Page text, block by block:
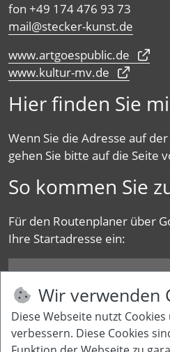
Momente
Uferzonen
TUHH 2019
Kunst Offen 2018
Kunst Offen 2017
fon +49 174 476 93 73
ed.tsnuk-rekcets@liam
www.artgoespublic.de
www.kultur-mv.de
Hier finden Sie
Wenn Sie die Adresse auf
gehen Sie bitte auf die Seite
So kommen Sie
Für den Routenplaner über
Ihre Startadresse ein:
Wir verwenden
Diese Webseite nutzt
verbessern. Diese Cookies